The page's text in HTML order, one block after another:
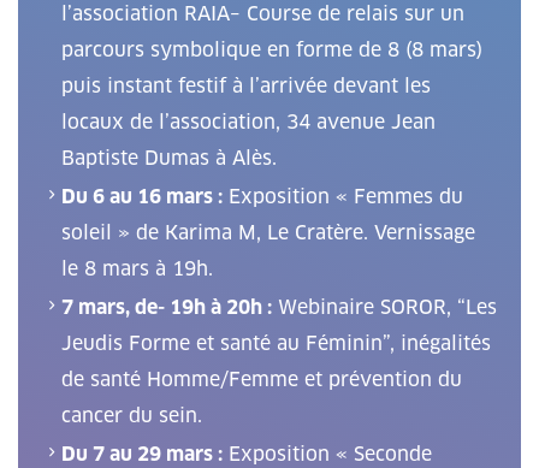
l’association RAIA– Course de relais sur un
parcours symbolique en forme de 8 (8 mars)
puis instant festif à l’arrivée devant les
locaux de l’association, 34 avenue Jean
Baptiste Dumas à Alès.
Du 6 au 16 mars : Exposition « Femmes du
soleil » de Karima M, Le Cratère. Vernissage
le 8 mars à 19h.
7 mars, de- 19h à 20h : Webinaire SOROR, “Les
Jeudis Forme et santé au Féminin”, inégalités
de santé Homme/Femme et prévention du
cancer du sein.
Du 7 au 29 mars : Exposition « Seconde